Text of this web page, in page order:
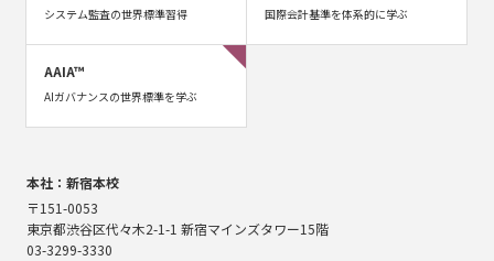
システム監査の世界標準習得 国際会計基準を体系的に学ぶ
AAIA™
AIガバナンスの世界標準を学ぶ
本社：新宿本校
〒151-0053
東京都渋谷区代々木2-1-1 新宿マインズタワー15階
03-3299-3330